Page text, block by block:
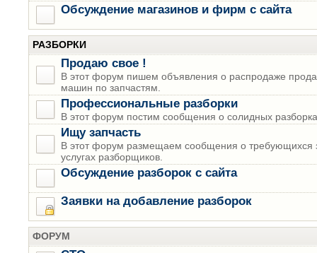
Обсуждение магазинов и фирм с сайта
РАЗБОРКИ
Продаю свое !
В этот форум пишем объявления о распродаже
машин по запчастям.
Профессиональные разборки
В этот форум постим сообщения о солидных
Ищу запчасть
В этот форум размещаем сообщения о требующихся
услугах разборщиков.
Обсуждение разборок с сайта
Заявки на добавление разборок
ФОРУМ